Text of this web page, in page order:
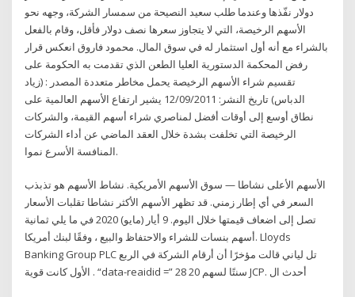
دولار نفّذها وعندما طلب سعيد النصيحة من سمسار الشركة، وجهه نحو
الأسهم الرخيصة، التي لا يتجاوز سعرها نصف دولار فأقل، وقام بالفعل
بالشراء مع أنه أول استثمار له في سوق المال. محمود فاروق انعكس قرار
رفض المحكمة الدستورية العليا الطعن الذي تقدمت به الحكومة على
تقسيم شراء الأسهم الرخيصة يحمل مخاطر متعددة المصدر : (زياد
الدباس) تاريخ النشر: 12/09/2011 يشير ارتفاع الأسهم العالمية على
نطاق أوسع إلى أوقات أفضل لمناصري شراء أسهم القيمة، والشركات
الرخيصة التي تخلفت بشدة خلال العقد الماضي عن أداء الشركات
المنافسة الأسرع نموا.
الأسهم الأعلى نشاطا — سوق الأسهم الأمريكية. نشاط الأسهم هو تذبذب
السعر في أي إطار زمني. قد تظهر الأسهم الأكثر نشاطا تقلبات الأسعار
تصل إلى اضعاف قيمتها خلال اليوم. 9 أيار (مايو) 2020 في ما يلي ثمانية
أسهم بنسات للشراء والاحتفاظ والبيع ، وفقًا لبنك أمريكا. Lloyds
Banking Group PLC تل لياني قالت مؤخرًا أن أرقام الشركة في الربع
الأول كانت قوية . “data-reaidid =” 28 20 سنتًا لسهم JCP. أحدث ال